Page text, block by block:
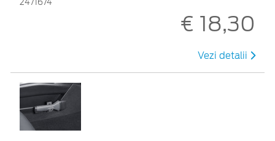
2471674
€ 18,30
Vezi detalii